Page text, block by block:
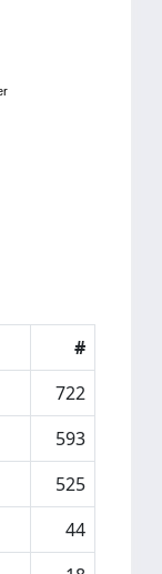
#
722
593
525
44